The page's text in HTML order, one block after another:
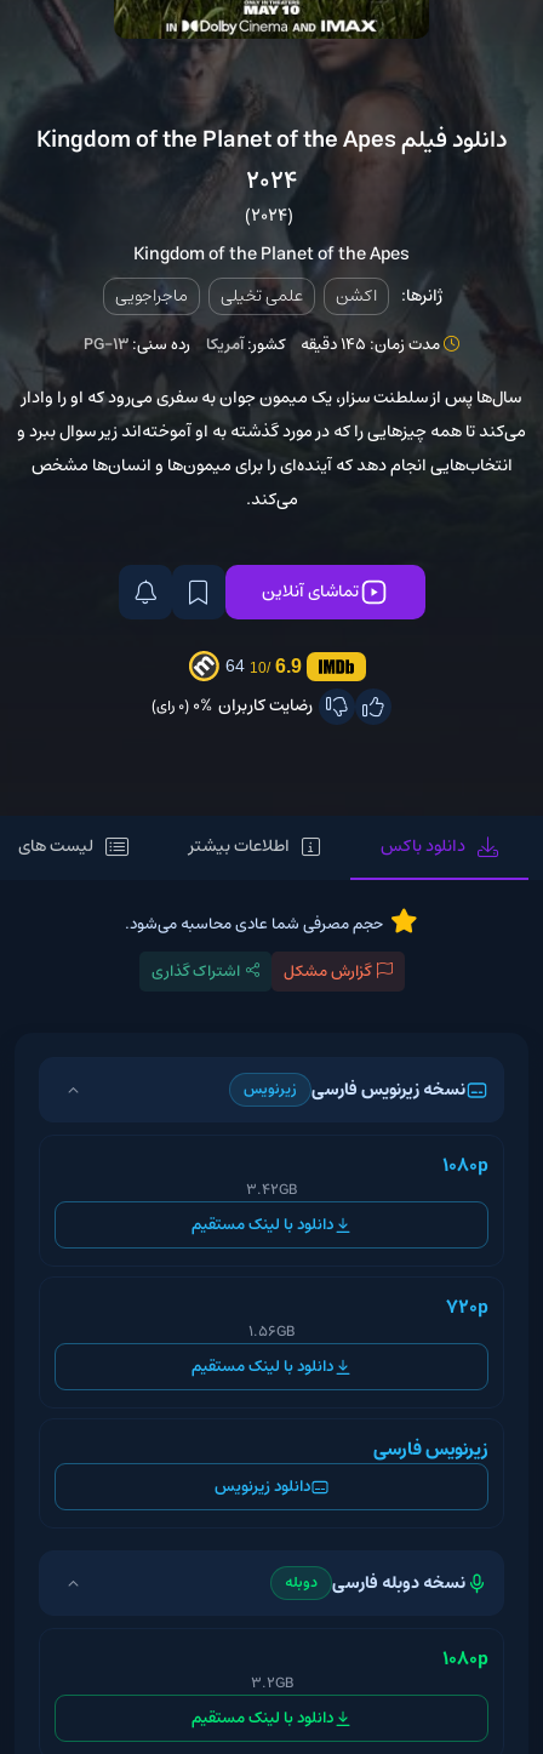
دانلود فیلم Kingdom of the Planet of the Apes
2024
(2024)
Kingdom of the Planet of the Apes
ژانرها: اکشن علمی تخیلی ماجراجویی
مدت زمان: 145 دقیقه کشور:آمریکا رده سنی:PG-13
سال‌ها پس از سلطنت سزار، یک میمون جوان به سفری می‌رود که او را وادار
می‌کند تا همه چیزهایی را که در مورد گذشته به او آموخته‌اند زیر سوال ببرد و
انتخاب‌هایی انجام دهد که آینده‌ای را برای میمون‌ها و انسان‌ها مشخص
می‌کند.
تماشای آنلاین
6.9
/10
64
رضایت کاربران 0%(0 رای)
دانلود باکس اطلاعات بیشتر لیست های
حجم مصرفی شما عادی محاسبه می‌شود.
گزارش مشکل
اشتراک گذاری
نسخه زیرنویس فارسی زیرنویس
1080p
3.42GB
دانلود با لینک مستقیم
720p
1.56GB
دانلود با لینک مستقیم
زیرنویس فارسی
دانلود زیرنویس
نسخه دوبله فارسی دوبله
1080p
3.2GB
دانلود با لینک مستقیم